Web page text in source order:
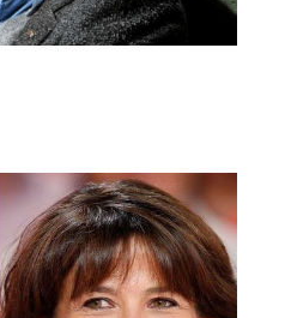
et Sophie
préférées des